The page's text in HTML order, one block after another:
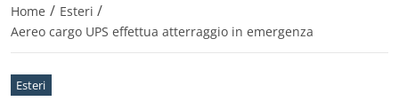
Home / Esteri /
Aereo cargo UPS effettua atterraggio in emergenza
Esteri